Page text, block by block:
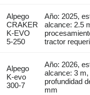
Alpego
CRAKER
K-EVO
5-250
Año: 2025,
alcance: 2.5
tractor
Alpego
K-evo
300-7
Año: 2026,
alcance: 3
profundidad
mm